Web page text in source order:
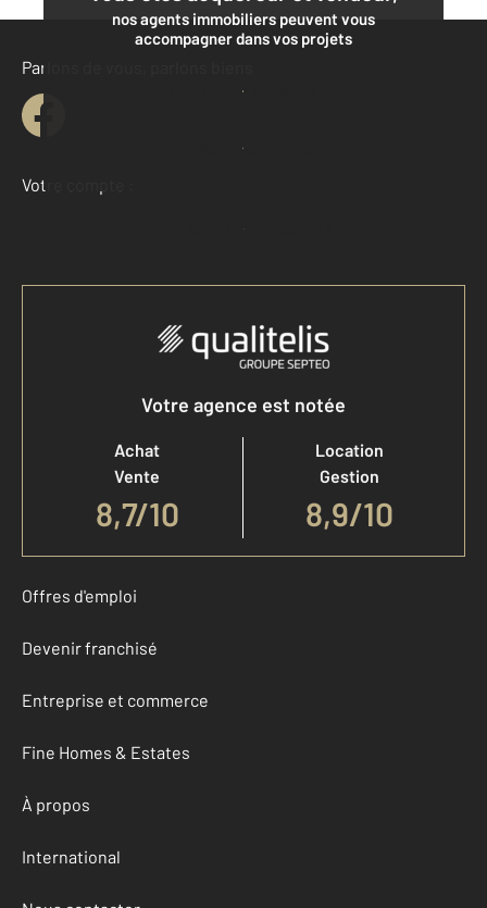
nos agents immobiliers peuvent vous
accompagner dans vos projets
Contacter l'agence
Demander une estimation
Parlons de vous, parlons biens
Votre compte :
Accéder à mon compte
Votre agence est notée
Achat
Vente
8,7/10
Location
Gestion
8,9/10
Offres d'emploi
Devenir franchisé
Entreprise et commerce
Fine Homes & Estates
À propos
International